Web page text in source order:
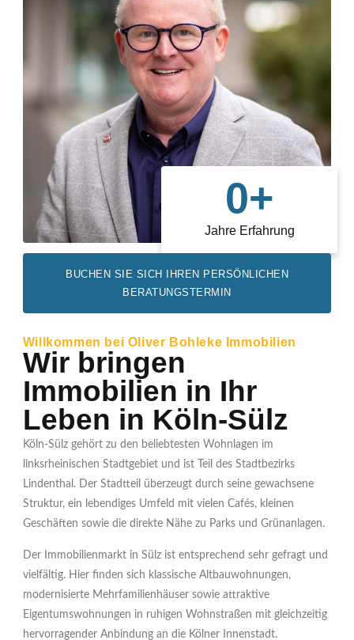
Jahre Erfahrung
0+
BUCHEN SIE SICH IHREN PERSÖNLICHEN
BERATUNGSTERMIN
Willkommen bei Oliver Bohleke Immobilien
Wir bringen
Immobilien in Ihr
Leben in Köln-Sülz
Köln-Sülz gehört zu den beliebtesten Wohnlagen im
linksrheinischen Stadtgebiet und ist Teil des Stadtbezirks
Lindenthal. Der Stadtteil überzeugt durch seine gewachsene
Struktur, ein lebendiges Umfeld mit vielen Cafés, kleinen
Geschäften sowie die direkte Nähe zu Parks und Grünanlagen.
Der Immobilienmarkt in Sülz ist entsprechend sehr gefragt und
vielfältig. Hier finden sich klassische Altbauwohnungen,
modernisierte Mehrfamilienhäuser sowie attraktive
Eigentumswohnungen in ruhigen Wohnstraßen mit gleichzeitig
hervorragender Anbindung an die Kölner Innenstadt.